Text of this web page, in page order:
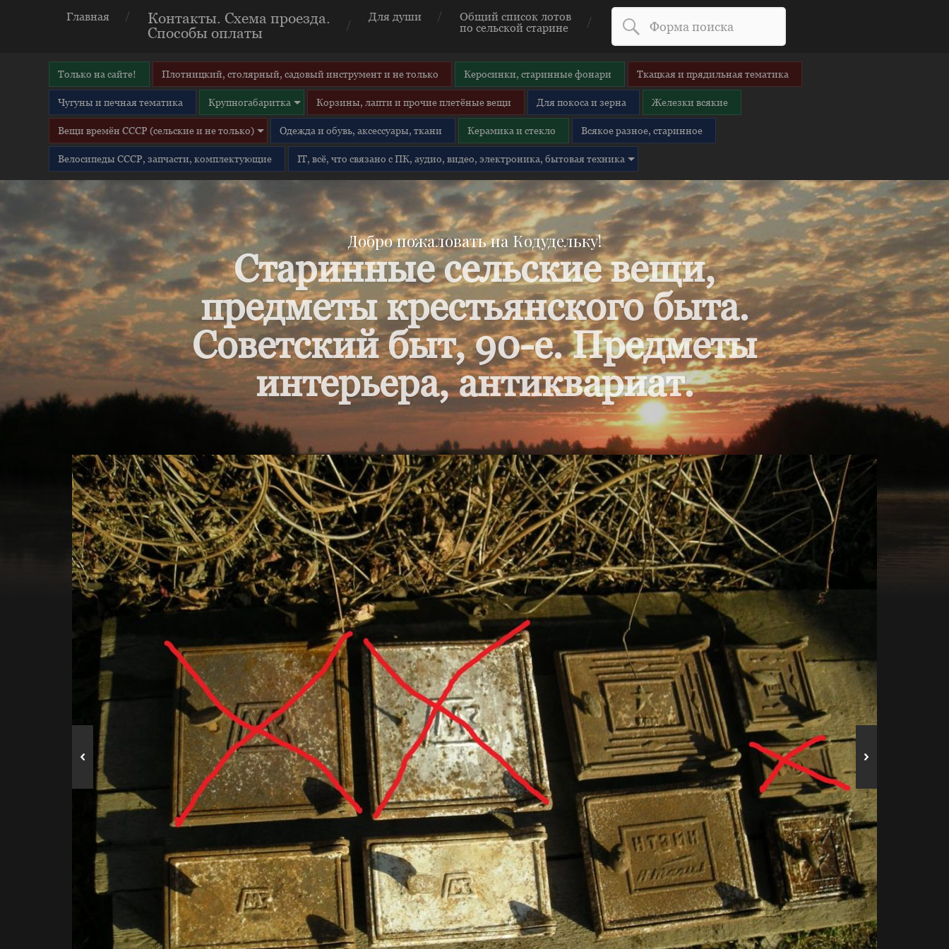
Главная
Контакты. Схема проезда.
Способы оплаты
Для души
Общий список лотов
по сельской старине
Только на сайте! Плотницкий, столярный, садовый инструмент и не только Керосинки, старинные фонари Ткацкая и прядильная тематика
Чугуны и печная тематика Крупногабаритка Корзины, лапти и прочие плетёные вещи Для покоса и зерна Железки всякие
Вещи времён СССР (сельские и не только) Одежда и обувь, аксессуары, ткани Керамика и стекло Всякое разное, старинное
Велосипеды СССР, запчасти, комплектующие IT, всё, что связано с ПК, аудио, видео, электроника, бытовая техника
Добро пожаловать на Кодудельку!
Старинные сельские вещи,
предметы крестьянского быта.
Советский быт, 90-е. Предметы
интерьера, антиквариат.